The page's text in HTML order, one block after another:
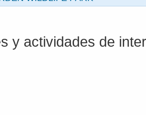
y actividades de